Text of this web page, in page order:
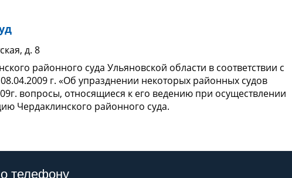
д. 8
районного суда Ульяновской области в соответствии с
г. «Об упразднении некоторых районных судов
вопросы, относящиеся к его ведению при осуществлении
Чердаклинского районного суда.